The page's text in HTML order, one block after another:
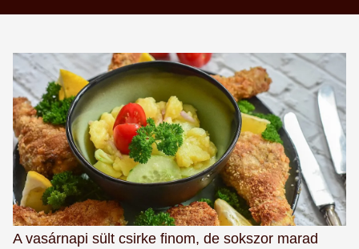
A vasárnapi sült csirke finom, de sokszor marad